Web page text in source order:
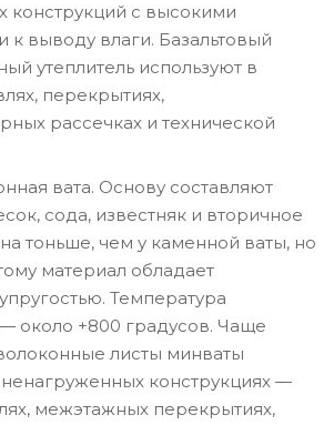
с высокими
к выводу влаги. Базальтовый
утеплитель используют в
перекрытиях,
рассечках и технической
вата. Основу составляют
сода, известняк и вторичное
тоньше, чем у каменной ваты, но
материал обладает
Температура
около +800 градусов. Чаще
листы минваты
конструкциях —
межэтажных перекрытиях,